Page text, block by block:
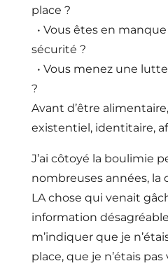
place ?
• Vous êtes en
sécurité ?
• Vous menez une
?
Avant d’être
existentiel, identitaire,
J’ai côtoyé la boulimie
nombreuses années, la
LA chose qui venait
information
m’indiquer que je
place, que je n’étais